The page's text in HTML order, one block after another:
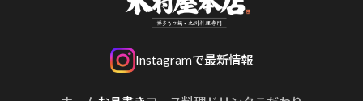
Instagramで最新情報